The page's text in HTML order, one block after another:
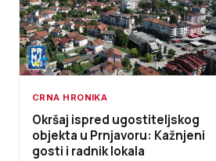
CRNA HRONIKA
Okršaj ispred ugostiteljskog
objekta u Prnjavoru: Kažnjeni
gosti i radnik lokala